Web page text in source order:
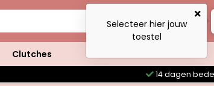
Clutches
14 dagen
Selecteer hier jouw
toestel